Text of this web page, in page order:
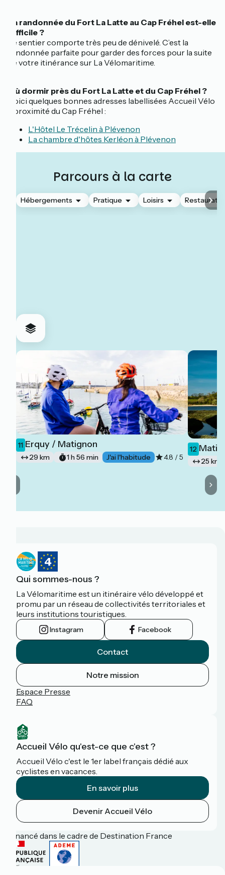
La randonnée du Fort La Latte au Cap Fréhel est-elle
difficile ?
Le sentier comporte très peu de dénivelé. C’est la
randonnée parfaite pour garder des forces pour la suite
de votre itinérance sur La Vélomaritime.
Où dormir près du Fort La Latte et du Cap Fréhel ?
Voici quelques bonnes adresses labellisées Accueil Vélo
à proximité du Cap Fréhel :
L'Hôtel Le Trécelin à Plévenon
La chambre d'hôtes Kerléon à Plévenon
Parcours à la carte
Hébergements Pratique Loisirs
11 Erquy / Matignon
29 km 1 h 56 min J'ai l'habitude 4.8 / 5
12
25 km
Qui sommes-nous ?
La Vélomaritime est un itinéraire vélo développé et
promu par un réseau de collectivités territoriales et
leurs institutions touristiques.
Instagram Facebook
Contact
Notre mission
Espace Presse
FAQ
Accueil Vélo qu'est-ce que c'est ?
Accueil Vélo c'est le 1er label français dédié aux
cyclistes en vacances.
En savoir plus
Devenir Accueil Vélo
Financé dans le cadre de Destination France